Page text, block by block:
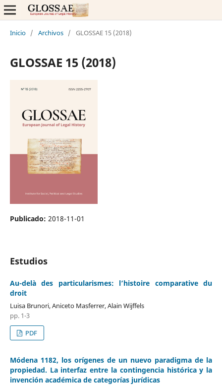
Inicio / Archivos / GLOSSAE 15 (2018)
GLOSSAE 15 (2018)
Publicado: 2018-11-01
Estudios
Au-delà des particularismes: l’histoire comparative du
droit
Luisa Brunori, Aniceto Masferrer, Alain Wijffels
pp. 1-3
PDF
Módena 1182, los orígenes de un nuevo paradigma de la
propiedad. La interfaz entre la contingencia histórica y la
invención académica de categorías jurídicas